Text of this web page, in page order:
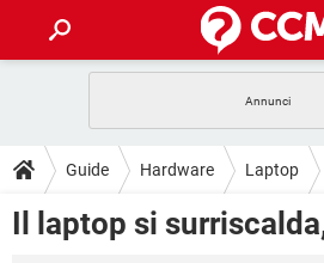
INTRATTENIMENTO
GUIDE
COVID-19
INTRATTENIMENTO
DOWNLOAD
Guide Hardware Laptop
Il laptop si